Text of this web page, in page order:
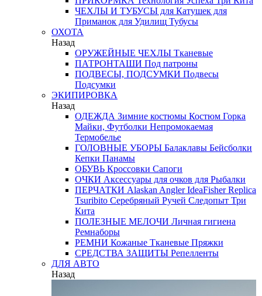
ЧЕХЛЫ И ТУБУСЫ для Катушек для
Приманок для Удилищ Тубусы
ОХОТА
Назад
ОРУЖЕЙНЫЕ ЧЕХЛЫ Тканевые
ПАТРОНТАШИ Под патроны
ПОДВЕСЫ, ПОДСУМКИ Подвесы
Подсумки
ЭКИПИРОВКА
Назад
ОДЕЖДА Зимние костюмы Костюм Горка
Майки, Футболки Непромокаемая
Термобелье
ГОЛОВНЫЕ УБОРЫ Балаклавы Бейсболки
Кепки Панамы
ОБУВЬ Кроссовки Сапоги
ОЧКИ Аксессуары для очков для Рыбалки
ПЕРЧАТКИ Alaskan AnglerIdeaFisherReplica
Tsuribito Серебряный Ручей Следопыт Три
Кита
ПОЛЕЗНЫЕ МЕЛОЧИ Личная гигиена
Ремнаборы
РЕМНИ Кожаные Тканевые Пряжки
СРЕДСТВА ЗАЩИТЫ Репелленты
ДЛЯ АВТО
Назад